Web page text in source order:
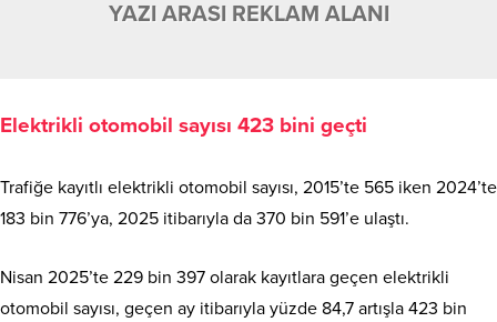
YAZI ARASI REKLAM ALANI
Elektrikli otomobil sayısı 423 bini geçti
Trafiğe kayıtlı elektrikli otomobil sayısı, 2015’te 565 iken 2024’te
183 bin 776’ya, 2025 itibarıyla da 370 bin 591’e ulaştı.
Nisan 2025’te 229 bin 397 olarak kayıtlara geçen elektrikli
otomobil sayısı, geçen ay itibarıyla yüzde 84,7 artışla 423 bin